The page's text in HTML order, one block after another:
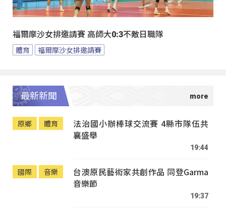
福爾摩沙女排邀請賽 高師大0:3不敵日職隊
體育 福爾摩沙女排邀請賽
最新新聞
原鄉 體育
法治國小辦棒球交流賽 4縣市隊伍共
襄盛舉
19:44
國際 音樂
台澳原民藝術家共創作品 同登Garma
音樂節
19:37